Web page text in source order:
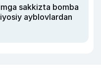
sakkizta bomba
ayblovlardan